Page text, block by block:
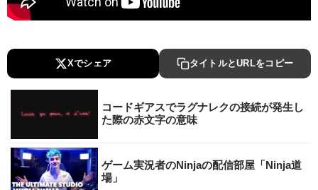
Xでシェア タイトルとURLをコピー
コードギアスでラグナレクの接続が発生し
た際の赤文字の意味
ゲーム実況者のNinjaの配信部屋「Ninja道
場」